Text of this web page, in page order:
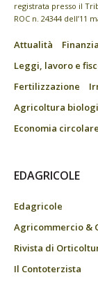
registrata presso il
ROC n. 24344 dell’11
Attualità
Leggi, lavoro e
Fertilizzazione
Agricoltura
Economia circolare
EDAGRICOLE
Edagricole
Agricommercio &
Rivista di
Il Contoterzista